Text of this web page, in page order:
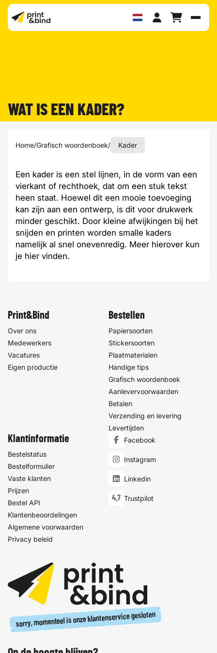
WAT IS EEN KADER?
Home/Grafisch woordenboek/ Kader
Een kader is een stel lijnen, in de vorm van een
vierkant of rechthoek, dat om een stuk tekst
heen staat. Hoewel dit een mooie toevoeging
kan zijn aan een ontwerp, is dit voor drukwerk
minder geschikt. Door kleine afwijkingen bij het
snijden en printen worden smalle kaders
namelijk al snel onevenredig. Meer hierover kun
je hier vinden.
Print&Bind
Over ons
Medewerkers
Vacatures
Eigen productie
Bestellen
Papiersoorten
Stickersoorten
Plaatmaterialen
Handige tips
Grafisch woordenboek
Aanlevervoorwaarden
Betalen
Verzending en levering
Levertijden
Klantinformatie
Bestelstatus
Bestelformulier
Vaste klanten
Prijzen
Bestel API
Klantenbeoordelingen
Algemene voorwaarden
Privacy beleid
Facebook
Instagram
Linkedin
4,7 Trustpilot
sorry, momenteel is onze klantenservice gesloten